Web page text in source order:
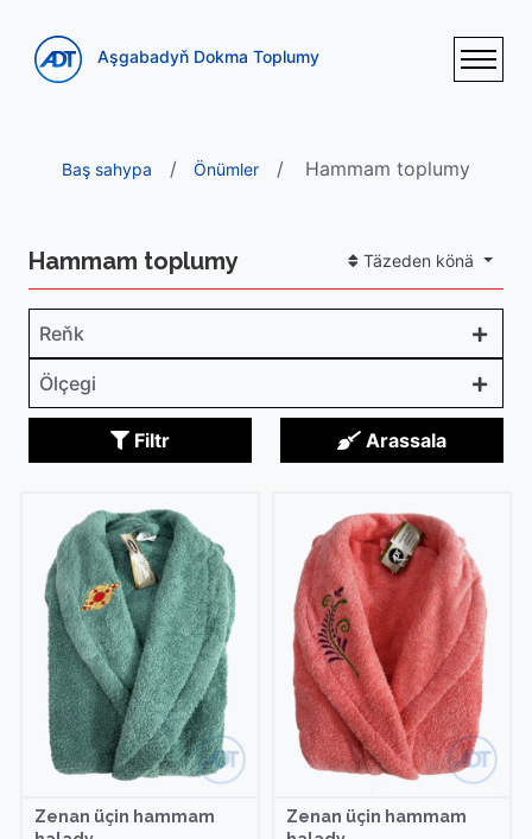
Aşgabadyň Dokma Toplumy
Baş sahypa Önümler Hammam toplumy
Hammam toplumy Täzeden könä
Reňk
Ölçegi
Filtr Arassala
Zenan üçin hammam
Zenan üçin hammam